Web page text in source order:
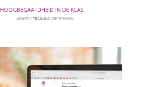
HOOGBEGAAFDHEID IN DE KLAS
ADVIES TRAINING OP SCHOOL